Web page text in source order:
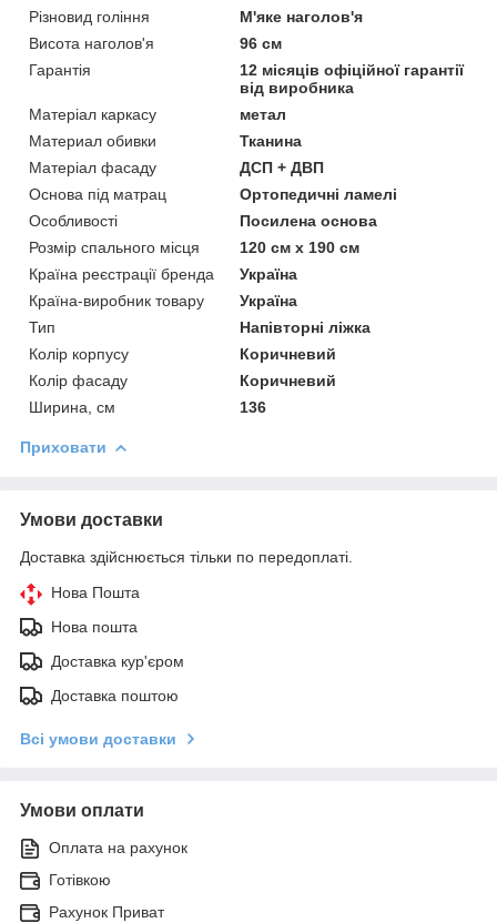
Різновид гоління
М'яке наголов'я
Висота наголов'я
96 см
Гарантія
12 місяців офіційної гарантії
від виробника
Матеріал каркасу
метал
Материал обивки
Тканина
Матеріал фасаду
ДСП + ДВП
Основа під матрац
Ортопедичні ламелі
Особливості
Посилена основа
Розмір спального місця
120 см х 190 см
Країна реєстрації бренда
Україна
Країна-виробник товару
Україна
Тип
Напівторні ліжка
Колір корпусу
Коричневий
Колір фасаду
Коричневий
Ширина, см
136
Приховати
Умови доставки
Доставка здійснюється тільки по передоплаті.
Нова Пошта
Нова пошта
Доставка кур'єром
Доставка поштою
Всі умови доставки
Умови оплати
Оплата на рахунок
Готівкою
Рахунок Приват